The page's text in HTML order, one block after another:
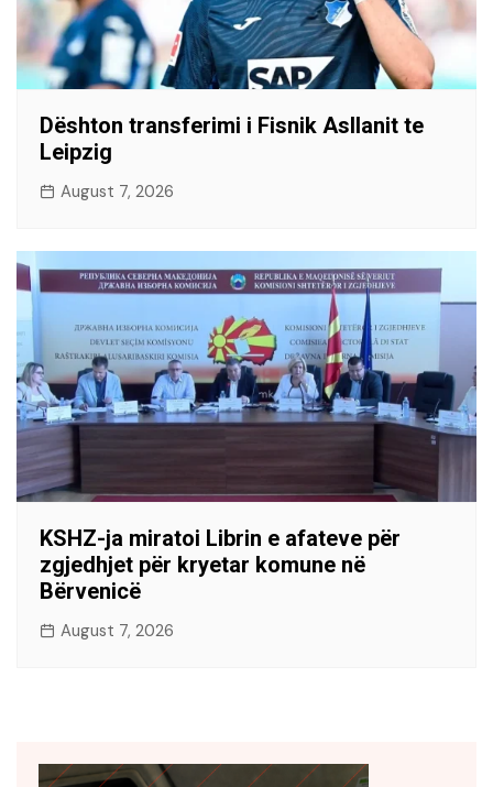
Dështon transferimi i Fisnik Asllanit te
Leipzig
August 7, 2026
KSHZ-ja miratoi Librin e afateve për
zgjedhjet për kryetar komune në
Bërvenicë
August 7, 2026